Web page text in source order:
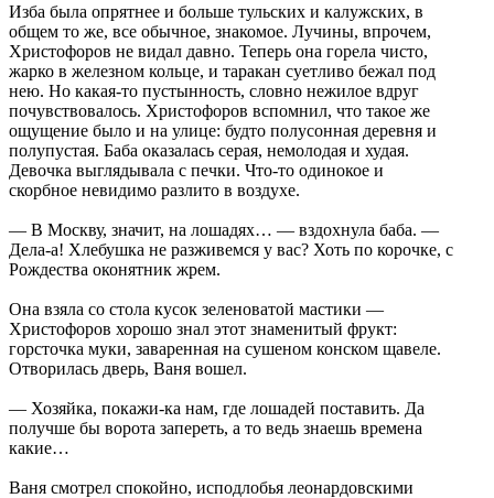
Изба была опрятнее и больше тульских и калужских, в
общем то же, все обычное, знакомое. Лучины, впрочем,
Христофоров не видал давно. Теперь она горела чисто,
жарко в железном кольце, и таракан суетливо бежал под
нею. Но какая-то пустынность, словно нежилое вдруг
почувствовалось. Христофоров вспомнил, что такое же
ощущение было и на улице: будто полусонная деревня и
полупустая. Баба оказалась серая, немолодая и худая.
Девочка выглядывала с печки. Что-то одинокое и
скорбное невидимо разлито в воздухе.
— В Москву, значит, на лошадях… — вздохнула баба. —
Дела-а! Хлебушка не разживемся у вас? Хоть по корочке, с
Рождества оконятник жрем.
Она взяла со стола кусок зеленоватой мастики —
Христофоров хорошо знал этот знаменитый фрукт:
горсточка муки, заваренная на сушеном конском щавеле.
Отворилась дверь, Ваня вошел.
— Хозяйка, покажи-ка нам, где лошадей поставить. Да
получше бы ворота запереть, а то ведь знаешь времена
какие…
Ваня смотрел спокойно, исподлобья леонардовскими